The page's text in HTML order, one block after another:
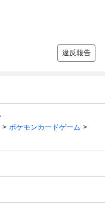
違反報告
ポケモンカードゲーム